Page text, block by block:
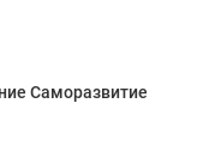
Саморазвитие